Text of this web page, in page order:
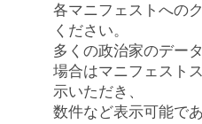
各マニフェストへの
ください。
多くの政治家のデー
場合はマニフェスト
示いただき、
数件など表示可能で